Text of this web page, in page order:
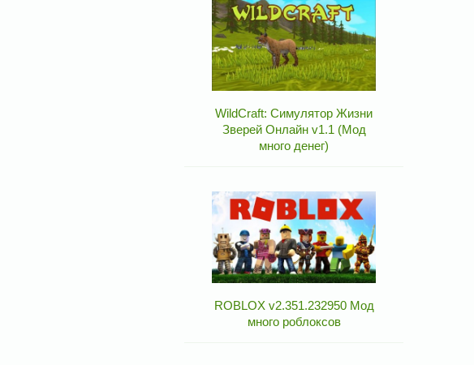
WildCraft: Симулятор Жизни
Зверей Онлайн v1.1 (Мод
много денег)
ROBLOX v2.351.232950 Мод
много роблоксов